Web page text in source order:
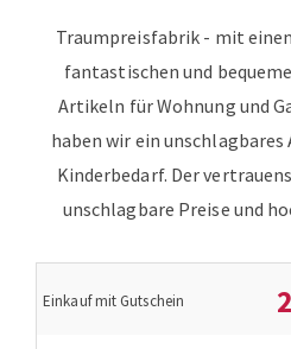
Traumpreisfabrik - mit
fantastischen und
Artikeln für Wohnung und
haben wir ein unschlagbares
Kinderbedarf. Der
unschlagbare Preise und
Einkauf mit Gutschein 2